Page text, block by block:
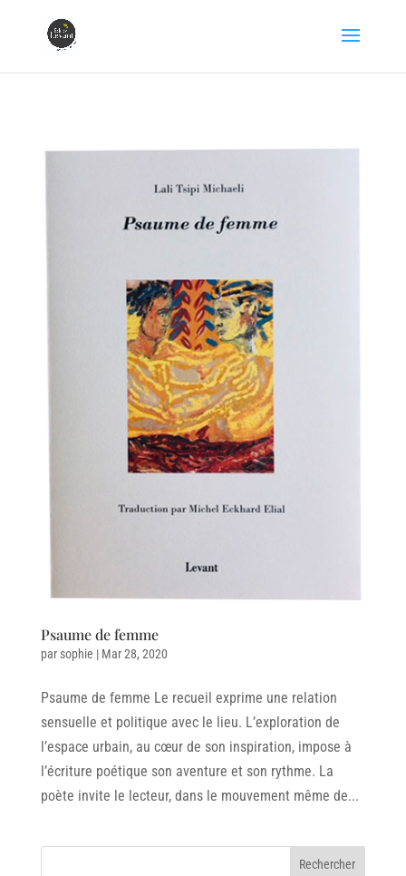
Psaume de femme
par sophie | Mar 28, 2020
Psaume de femme Le recueil exprime une relation
sensuelle et politique avec le lieu. L’exploration de
l’espace urbain, au cœur de son inspiration, impose à
l’écriture poétique son aventure et son rythme. La
poète invite le lecteur, dans le mouvement même de...